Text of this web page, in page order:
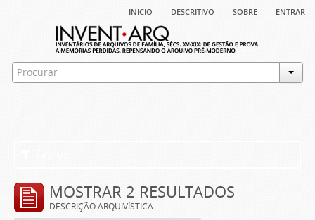
início descritivo sobre entrar
MOSTRAR 2 RESULTADOS
DESCRIÇÃO ARQUIVÍSTICA